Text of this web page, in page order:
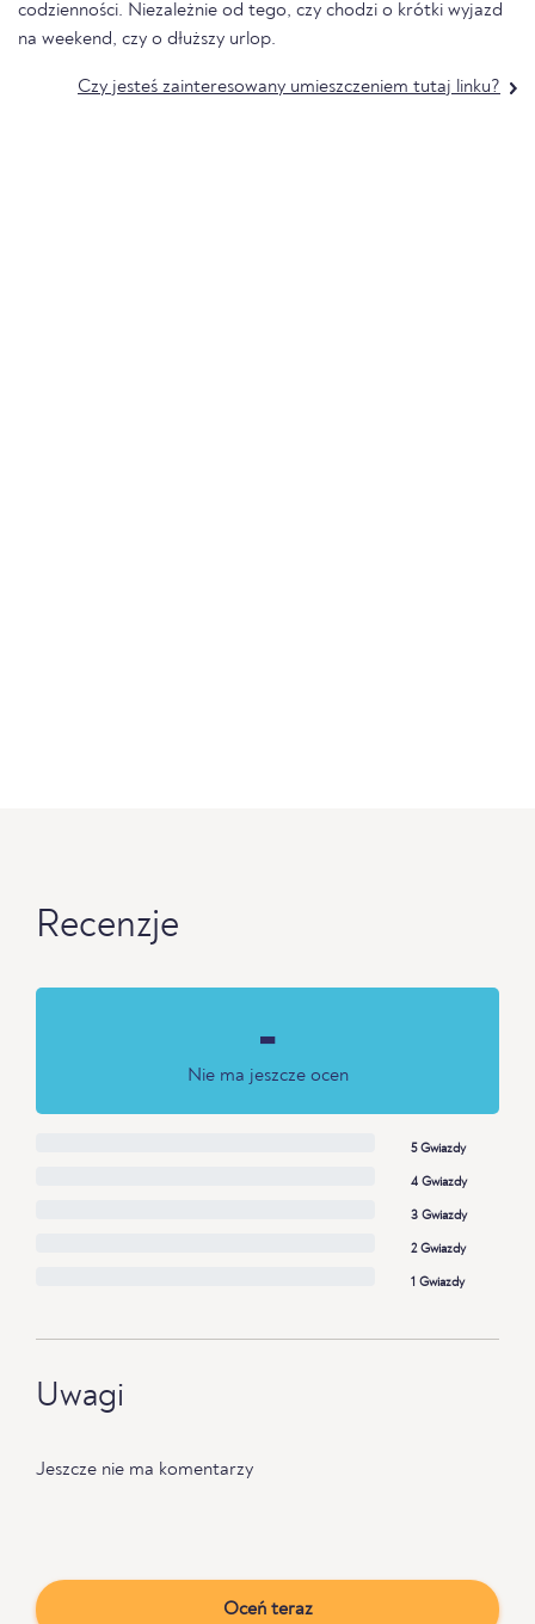
codzienności. Niezależnie od tego, czy chodzi o krótki wyjazd
na weekend, czy o dłuższy urlop.
Czy jesteś zainteresowany umieszczeniem tutaj linku?
Recenzje
-
Nie ma jeszcze ocen
5 Gwiazdy
4 Gwiazdy
3 Gwiazdy
2 Gwiazdy
1 Gwiazdy
Uwagi
Jeszcze nie ma komentarzy
Oceń teraz